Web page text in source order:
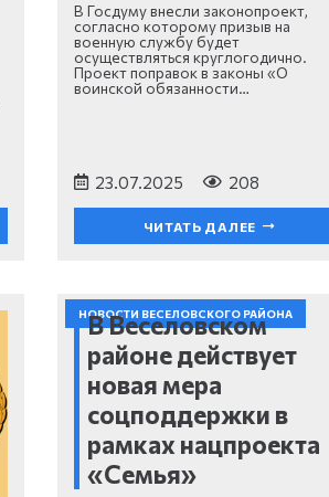
В Госдуму внесли законопроект,
согласно которому призыв на
военную службу будет
осуществляться круглогодично.⠀
Проект поправок в законы «О
воинской обязанности…
23.07.2025 208
ЧИТАТЬ ДАЛЕЕ
НОВОСТИ ВЕСЕЛОВСКОГО РАЙОНА
В Веселовском
районе действует
новая мера
соцподдержки в
рамках нацпроекта
«Семья»